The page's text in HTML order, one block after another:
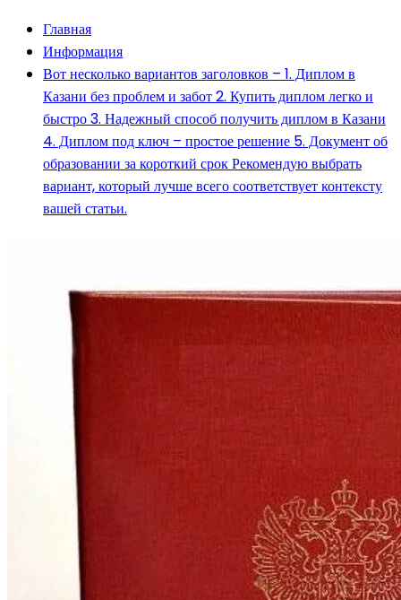
Главная
Информация
Вот несколько вариантов заголовков – 1. Диплом в
Казани без проблем и забот 2. Купить диплом легко и
быстро 3. Надежный способ получить диплом в Казани
4. Диплом под ключ – простое решение 5. Документ об
образовании за короткий срок Рекомендую выбрать
вариант, который лучше всего соответствует контексту
вашей статьи.